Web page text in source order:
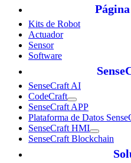
Kits de Robot
Actuador
Sensor
Software
SenseCraft AI
CodeCraft
SenseCraft APP
Plataforma de Datos
SenseCraft HMI
SenseCraft Blockchain